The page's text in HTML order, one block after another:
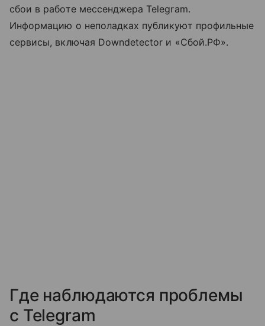
сбои в работе мессенджера Telegram.
Информацию о неполадках публикуют профильные
сервисы, включая Downdetector и «Сбой.РФ».
Где наблюдаются проблемы
с Telegram